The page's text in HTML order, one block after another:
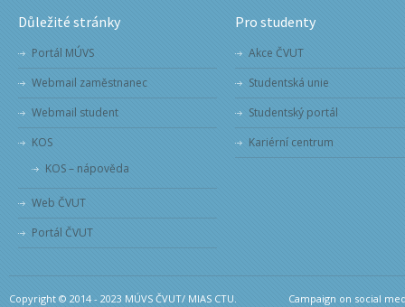
Důležité stránky
Portál MÚVS
Webmail zaměstnanec
Webmail student
KOS
KOS – nápověda
Web ČVUT
Portál ČVUT
Pro studenty
Akce ČVUT
Studentská unie
Studentský portál
Kariérní centrum
Copyright © 2014 - 2023 MÚVS ČVUT/ MIAS CTU.
Campaign on social